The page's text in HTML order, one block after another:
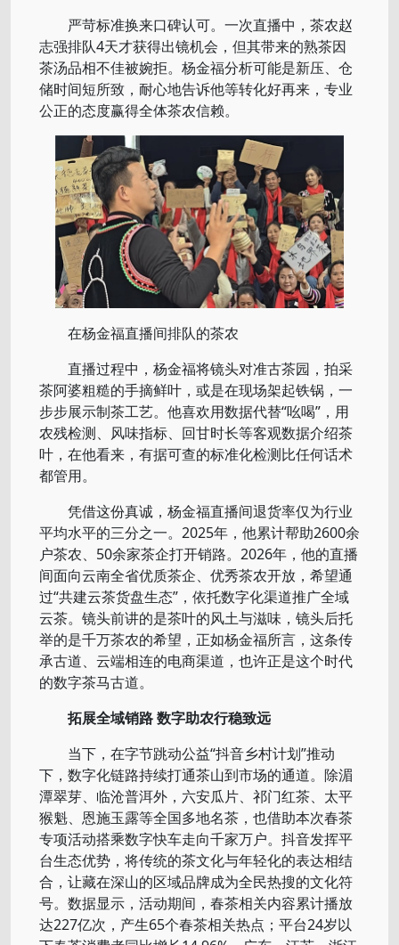
严苛标准换来口碑认可。一次直播中，茶农赵
志强排队4天才获得出镜机会，但其带来的熟茶因
茶汤品相不佳被婉拒。杨金福分析可能是新压、仓
储时间短所致，耐心地告诉他等转化好再来，专业
公正的态度赢得全体茶农信赖。
在杨金福直播间排队的茶农
直播过程中，杨金福将镜头对准古茶园，拍采
茶阿婆粗糙的手摘鲜叶，或是在现场架起铁锅，一
步步展示制茶工艺。他喜欢用数据代替“吆喝”，用
农残检测、风味指标、回甘时长等客观数据介绍茶
叶，在他看来，有据可查的标准化检测比任何话术
都管用。
凭借这份真诚，杨金福直播间退货率仅为行业
平均水平的三分之一。2025年，他累计帮助2600余
户茶农、50余家茶企打开销路。2026年，他的直播
间面向云南全省优质茶企、优秀茶农开放，希望通
过“共建云茶货盘生态”，依托数字化渠道推广全域
云茶。镜头前讲的是茶叶的风土与滋味，镜头后托
举的是千万茶农的希望，正如杨金福所言，这条传
承古道、云端相连的电商渠道，也许正是这个时代
的数字茶马古道。
拓展全域销路 数字助农行稳致远
当下，在字节跳动公益“抖音乡村计划”推动
下，数字化链路持续打通茶山到市场的通道。除湄
潭翠芽、临沧普洱外，六安瓜片、祁门红茶、太平
猴魁、恩施玉露等全国多地名茶，也借助本次春茶
专项活动搭乘数字快车走向千家万户。抖音发挥平
台生态优势，将传统的茶文化与年轻化的表达相结
合，让藏在深山的区域品牌成为全民热搜的文化符
号。数据显示，活动期间，春茶相关内容累计播放
达227亿次，产生65个春茶相关热点；平台24岁以